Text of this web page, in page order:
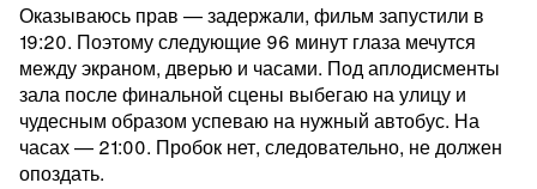
Оказываюсь прав — задержали, фильм запустили в
19:20. Поэтому следующие 96 минут глаза мечутся
между экраном, дверью и часами. Под аплодисменты
зала после финальной сцены выбегаю на улицу и
чудесным образом успеваю на нужный автобус. На
часах — 21:00. Пробок нет, следовательно, не должен
опоздать.